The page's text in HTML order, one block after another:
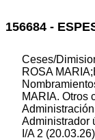
156684 -
Ceses/
ROSA
MARIA. Otros
Administrador
I/A 2